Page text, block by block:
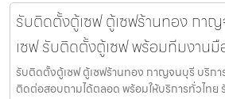
รับติดตั้งตู้เซฟ ตู้เซฟร้านทอง กา
เซฟ รับติดตั้งตู้เซฟ พร้อมทีมงานมื
รับติดตั้งตู้เซฟ ตู้เซฟร้านทอง กาญจนบุรี บริก
ติดต่อสอบถามได้ตลอด พร้อมให้บริการทั่วไทย